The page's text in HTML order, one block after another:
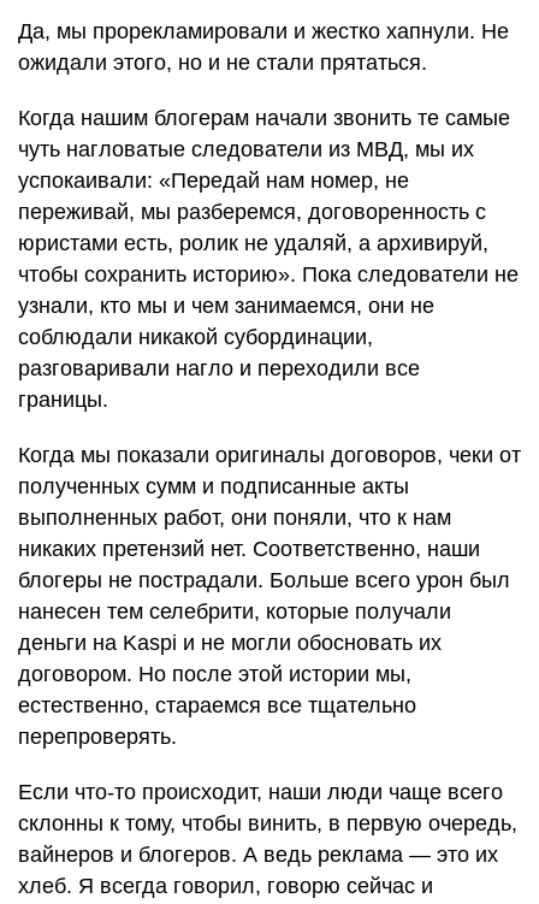
Да, мы прорекламировали и жестко хапнули. Не
ожидали этого, но и не стали прятаться.
Когда нашим блогерам начали звонить те самые
чуть нагловатые следователи из МВД, мы их
успокаивали: «Передай нам номер, не
переживай, мы разберемся, договоренность с
юристами есть, ролик не удаляй, а архивируй,
чтобы сохранить историю». Пока следователи не
узнали, кто мы и чем занимаемся, они не
соблюдали никакой субординации,
разговаривали нагло и переходили все
границы.
Когда мы показали оригиналы договоров, чеки от
полученных сумм и подписанные акты
выполненных работ, они поняли, что к нам
никаких претензий нет. Соответственно, наши
блогеры не пострадали. Больше всего урон был
нанесен тем селебрити, которые получали
деньги на Kaspi и не могли обосновать их
договором. Но после этой истории мы,
естественно, стараемся все тщательно
перепроверять.
Если что-то происходит, наши люди чаще всего
склонны к тому, чтобы винить, в первую очередь,
вайнеров и блогеров. А ведь реклама — это их
хлеб. Я всегда говорил, говорю сейчас и